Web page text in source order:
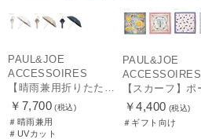
PAUL&JOE
ACCESSOIRES
￥7,700 (税込)
＃晴雨兼用
＃UVカット
PAUL&JOE
ACCESSOIRES
￥4,400 (税込)
＃ギフト向け